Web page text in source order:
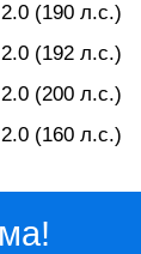
2.0 (190 л.с.)
2.0 (192 л.с.)
2.0 (200 л.с.)
2.0 (160 л.с.)